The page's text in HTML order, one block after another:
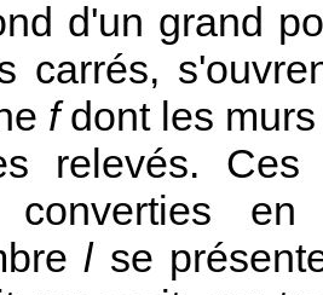
d'un grand
carrés,
fdont les murs
relevés. Ces
converties
lse